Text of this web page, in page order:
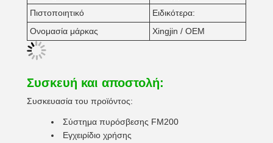
Πιστοποιητικό
Ειδικότερα:
Ονομασία μάρκας
Xingjin / OEM
Συσκευή και αποστολή:
Συσκευασία του προϊόντος:
Σύστημα πυρόσβεσης FM200
Εγχειρίδιο χρήσης